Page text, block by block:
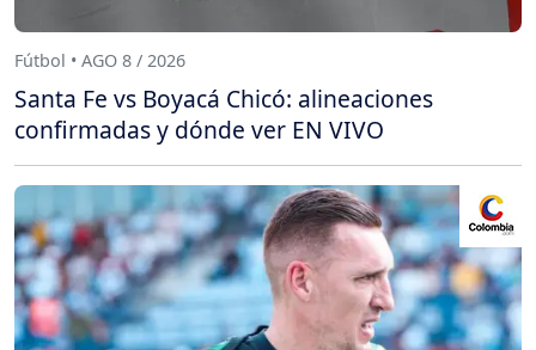
Fútbol • AGO 8 / 2026
Santa Fe vs Boyacá Chicó: alineaciones
confirmadas y dónde ver EN VIVO